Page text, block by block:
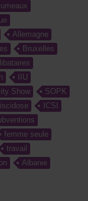
jumeaux
Allemagne
Bruxelles
IIU
Show
SOPK
ICSI
femme seule
travail
Albanie